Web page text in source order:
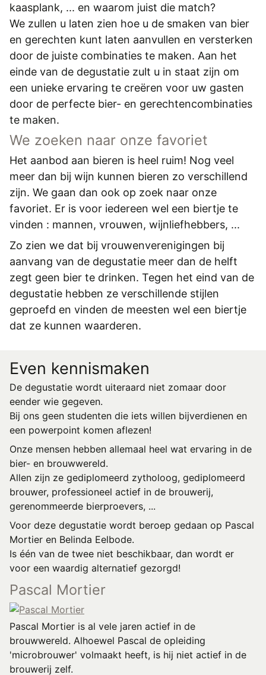
kaasplank, ... en waarom juist die match?
We zullen u laten zien hoe u de smaken van bier
en gerechten kunt laten aanvullen en versterken
door de juiste combinaties te maken. Aan het
einde van de degustatie zult u in staat zijn om
een unieke ervaring te creëren voor uw gasten
door de perfecte bier- en gerechtencombinaties
te maken.
We zoeken naar onze favoriet
Het aanbod aan bieren is heel ruim! Nog veel
meer dan bij wijn kunnen bieren zo verschillend
zijn. We gaan dan ook op zoek naar onze
favoriet. Er is voor iedereen wel een biertje te
vinden : mannen, vrouwen, wijnliefhebbers, ...
Zo zien we dat bij vrouwenverenigingen bij
aanvang van de degustatie meer dan de helft
zegt geen bier te drinken. Tegen het eind van de
degustatie hebben ze verschillende stijlen
geproefd en vinden de meesten wel een biertje
dat ze kunnen waarderen.
Even kennismaken
De degustatie wordt uiteraard niet zomaar door
eender wie gegeven.
Bij ons geen studenten die iets willen bijverdienen en
een powerpoint komen aflezen!
Onze mensen hebben allemaal heel wat ervaring in de
bier- en brouwwereld.
Allen zijn ze gediplomeerd zytholoog, gediplomeerd
brouwer, professioneel actief in de brouwerij,
gerenommeerde bierproevers, ...
Voor deze degustatie wordt beroep gedaan op Pascal
Mortier en Belinda Eelbode.
Is één van de twee niet beschikbaar, dan wordt er
voor een waardig alternatief gezorgd!
Pascal Mortier
Pascal Mortier is al vele jaren actief in de
brouwwereld. Alhoewel Pascal de opleiding
'microbrouwer' volmaakt heeft, is hij niet actief in de
brouwerij zelf.